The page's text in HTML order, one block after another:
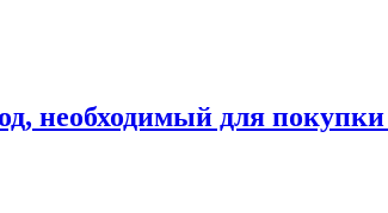
необходимый для